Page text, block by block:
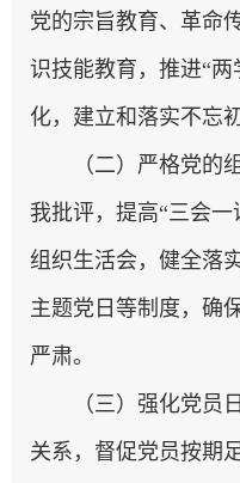
党的宗旨教育、革命
识技能教育，推进“
化，建立和落实不忘
（二）严格党的
我批评，提高“三会
组织生活会，健全落
主题党日等制度，确
严肃。
（三）强化党员
关系，督促党员按期